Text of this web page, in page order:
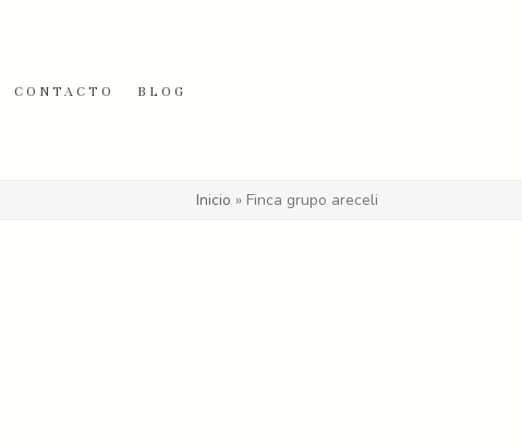
CONTACTO BLOG
Inicio » Finca grupo areceli